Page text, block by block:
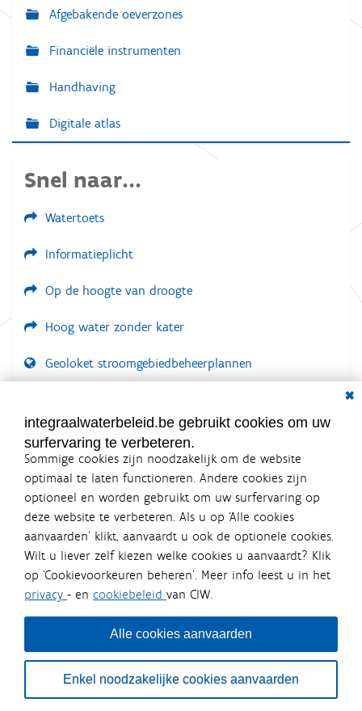
Afgebakende oeverzones
Financiële instrumenten
Handhaving
Digitale atlas
Snel naar...
Watertoets
Informatieplicht
Op de hoogte van droogte
Hoog water zonder kater
Geoloket stroomgebiedbeheerplannen
LOGIN VEREIST
integraalwaterbeleid.be gebruikt cookies om uw
surfervaring te verbeteren.
Sommige cookies zijn noodzakelijk om de website
optimaal te laten functioneren. Andere cookies zijn
optioneel en worden gebruikt om uw surfervaring op
deze website te verbeteren. Als u op ‘Alle cookies
aanvaarden’ klikt, aanvaardt u ook de optionele cookies.
Wilt u liever zelf kiezen welke cookies u aanvaardt? Klik
op ‘Cookievoorkeuren beheren’. Meer info leest u in het
privacy - en cookiebeleid van CIW.
Alle cookies aanvaarden
Enkel noodzakelijke cookies aanvaarden
Integraalwaterbeleid.be is een
officiële website van de Vlaamse
overheid
uitgegeven door Coördinatiecommissie Integraal
Waterbeleid
De Coördinatiecommissie Integraal Waterbeleid (CIW) is een
bestuursniveaus die bij het waterbeleid betrokken zijn. Ook
waterbedrijven nemen deel aan het overleg. Deze
samenwerking zorgt voor een gecoördineerde en
geïntegreerde aanpak van het waterbeleid en waterbeheer
in Vlaanderen.